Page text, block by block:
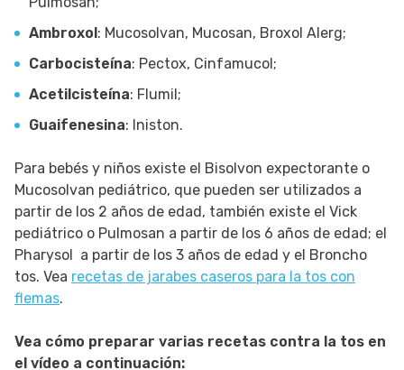
Ambroxol : Mucosolvan, Mucosan, Broxol Alerg;
Carbocisteína: Pectox, Cinfamucol;
Acetilcisteína: Flumil;
Guaifenesina: Iniston.
Para bebés y niños existe el Bisolvon expectorante o
Mucosolvan pediátrico, que pueden ser utilizados a
partir de los 2 años de edad, también existe el Vick
pediátrico o Pulmosan a partir de los 6 años de edad; el
Pharysol a partir de los 3 años de edad y el Broncho
tos. Vea recetas de jarabes caseros para la tos con
flemas.
Vea cómo preparar varias recetas contra la tos en
el vídeo a continuación: